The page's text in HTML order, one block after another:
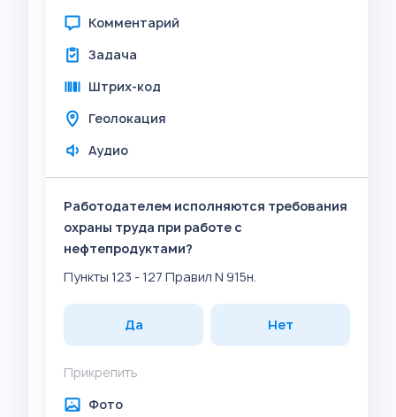
Комментарий
Задача
Штрих-код
Геолокация
Аудио
Работодателем исполняются требования
охраны труда при работе с
нефтепродуктами?
Пункты 123 - 127 Правил N 915н.
Да Нет
Прикрепить
Фото